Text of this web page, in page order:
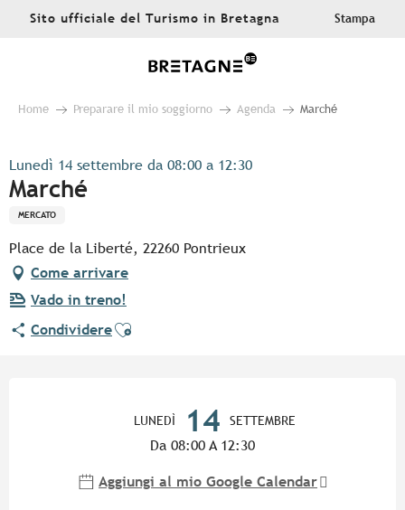
AllerSito ufficiale del Turismo in Bretagna Stampa
Home Preparare il mio soggiorno Agenda Marché
Lunedì 14 settembre da 08:00 a 12:30
Marché
MERCATO
Place de la Liberté, 22260 Pontrieux
Come arrivare
Vado in treno!
CondividereAjouter aux favoris
LUNEDÌ 14 SETTEMBRE
Da 08:00 A 12:30
Aggiungi al mio Google Calendar